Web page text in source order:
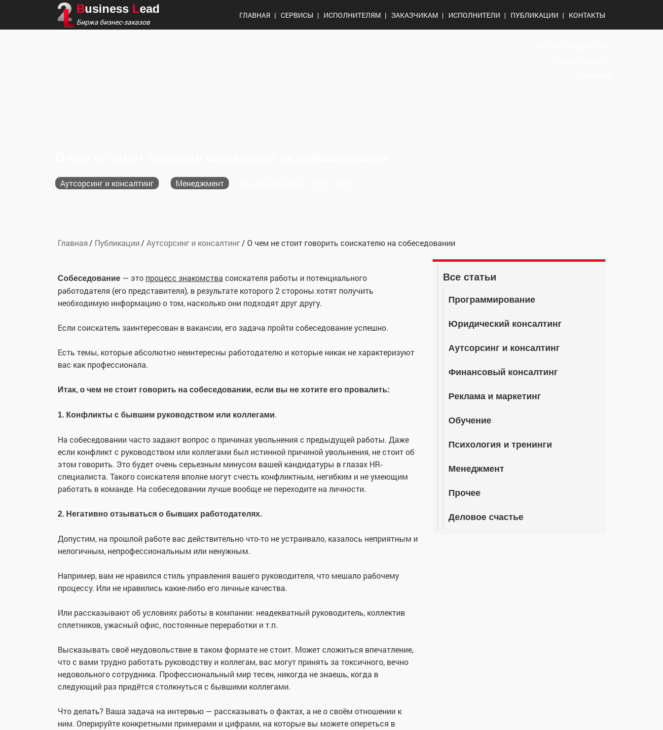
Business Lead
Биржа бизнес-заказов
ГЛАВНАЯ СЕРВИСЫ ИСПОЛНИТЕЛЯМ ЗАКАЗЧИКАМ ИСПОЛНИТЕЛИ ПУБЛИКАЦИИ КОНТАКТЫ
Аутсорсинг и консалтинг Менеджмент
Главная Публикации Аутсорсинг и консалтинг О чем не стоит говорить соискателю на собеседовании
Собеседование — это процесс знакомства соискателя работы и потенциального
работодателя (его представителя), в результате которого 2 стороны хотят получить
необходимую информацию о том, насколько они подходят друг другу.
Если соискатель заинтересован в вакансии, его задача пройти собеседование успешно.
Есть темы, которые абсолютно неинтересны работодателю и которые никак не характеризуют
вас как профессионала.
Итак, о чем не стоит говорить на собеседовании, если вы не хотите его провалить:
1. Конфликты с бывшим руководством или коллегами.
На собеседовании часто задают вопрос о причинах увольнения с предыдущей работы. Даже
если конфликт с руководством или коллегами был истинной причиной увольнения, не стоит об
этом говорить. Это будет очень серьезным минусом вашей кандидатуры в глазах HR-
специалиста. Такого соискателя вполне могут счесть конфликтным, негибким и не умеющим
работать в команде. На собеседовании лучше вообще не переходите на личности.
2. Негативно отзываться о бывших работодателях.
Допустим, на прошлой работе вас действительно что-то не устраивало, казалось неприятным и
нелогичным, непрофессиональным или ненужным.
Например, вам не нравился стиль управления вашего руководителя, что мешало рабочему
процессу. Или не нравились какие-либо его личные качества.
Или рассказывают об условиях работы в компании: неадекватный руководитель, коллектив
сплетников, ужасный офис, постоянные переработки и т.п.
Высказывать своё неудовольствие в таком формате не стоит. Может сложиться впечатление,
что с вами трудно работать руководству и коллегам, вас могут принять за токсичного, вечно
недовольного сотрудника. Профессиональный мир тесен, никогда не знаешь, когда в
следующий раз придётся столкнуться с бывшими коллегами.
Что делать? Ваша задача на интервью — рассказывать о фактах, а не о своём отношении к
ним. Оперируйте конкретными примерами и цифрами, на которые вы можете опереться в
Все статьи
Программирование
Юридический консалтинг
Аутсорсинг и консалтинг
Финансовый консалтинг
Реклама и маркетинг
Обучение
Психология и тренинги
Менеджмент
Прочее
Деловое счастье